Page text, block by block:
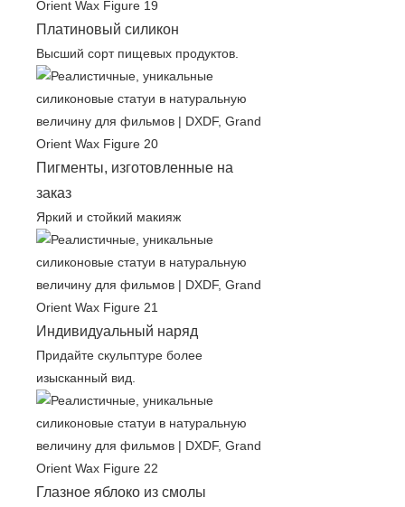
Платиновый силикон
Высший сорт пищевых продуктов.
Пигменты, изготовленные на
заказ
Яркий и стойкий макияж
Индивидуальный наряд
Придайте скульптуре более
изысканный вид.
Глазное яблоко из смолы